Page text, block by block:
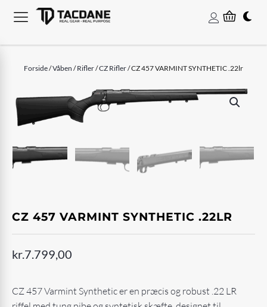
Forside/Våben /Rifler/CZ Rifler/ CZ 457 VARMINT SYNTHETIC .22lr
CZ 457 VARMINT SYNTHETIC .22LR
kr.7.799,00
CZ 457 Varmint Synthetic er en præcis og robust .22 LR